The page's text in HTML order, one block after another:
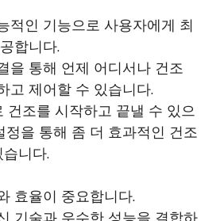
적인 기능으로 사용자에게 최
합니다.
을 통해 언제 어디서나 건조
고 제어할 수 있습니다.
건조를 시작하고 끝낼 수 있으
정을 통해 좀 더 효과적인 건조
니다.
효율이 중요합니다.